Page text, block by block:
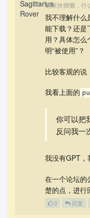
这家伙很懒，什
我不理解什么
能下载？还是
用？具体怎么
明“被使用”？
比较客观的说
我看上面的
你可以把
反问我一
我没有GPT，
在一个论坛的
楚的点，进行
0 回复